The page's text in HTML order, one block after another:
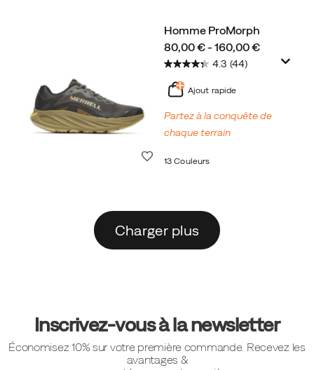
Homme ProMorph
price
80,00 € - 160,00 €
4.3 (44)
Ajout rapide
Partez à la conquête de
chaque terrain
13 Couleurs
Charger plus
pied
Inscrivez-vous à la newsletter
Économisez 10% sur votre première commande. Recevez les
avantages &